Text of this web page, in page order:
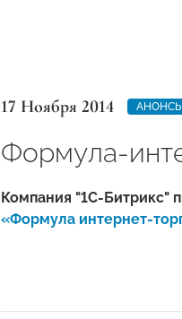
17 Ноября 2014 АНОНСЫ
Формула-
Компания "1С-Битрикс"
«Формула интернет-